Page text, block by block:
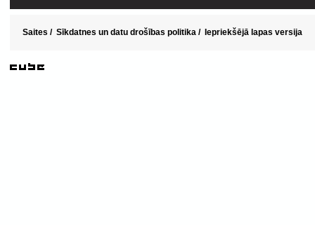
Saites / Sīkdatnes un datu drošības politika / Iepriekšējā lapas versija